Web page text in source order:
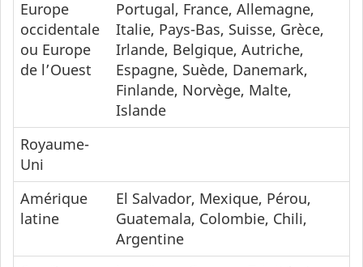
Europe
occidentale
ou Europe
de l’Ouest
Portugal, France, Allemagne,
Italie, Pays-Bas, Suisse, Grèce,
Irlande, Belgique, Autriche,
Espagne, Suède, Danemark,
Finlande, Norvège, Malte,
Islande
Royaume-
Uni
Amérique
latine
El Salvador, Mexique, Pérou,
Guatemala, Colombie, Chili,
Argentine